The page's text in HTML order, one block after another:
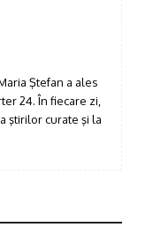
Ştefan a ales
24. În fiecare zi,
ştirilor curate şi la